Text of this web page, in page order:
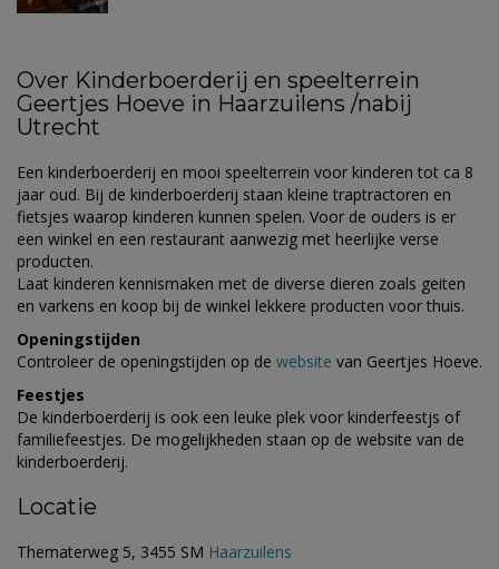
Over Kinderboerderij en speelterrein
Geertjes Hoeve in Haarzuilens /nabij
Utrecht
Een kinderboerderij en mooi speelterrein voor kinderen tot ca 8
jaar oud. Bij de kinderboerderij staan kleine traptractoren en
fietsjes waarop kinderen kunnen spelen. Voor de ouders is er
een winkel en een restaurant aanwezig met heerlijke verse
producten.
Laat kinderen kennismaken met de diverse dieren zoals geiten
en varkens en koop bij de winkel lekkere producten voor thuis.
Openingstijden
Controleer de openingstijden op de website van Geertjes Hoeve.
Feestjes
De kinderboerderij is ook een leuke plek voor kinderfeestjs of
familiefeestjes. De mogelijkheden staan op de website van de
kinderboerderij.
Locatie
Thematerweg 5, 3455 SM Haarzuilens